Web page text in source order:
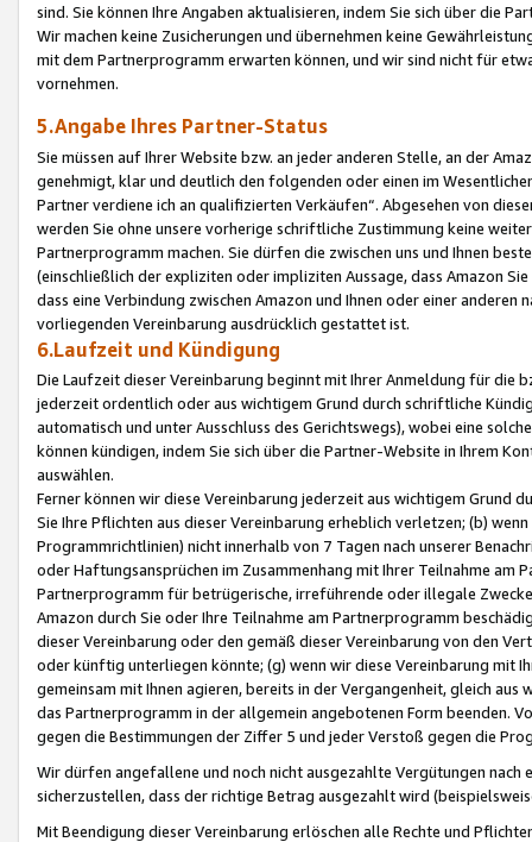
sind. Sie können Ihre Angaben aktualisieren, indem Sie sich über die
Wir machen keine Zusicherungen und übernehmen keine
mit dem Partnerprogramm erwarten können, und wir sind nicht für
vornehmen.
5.Angabe Ihres Partner-Status
Sie müssen auf Ihrer Website bzw. an jeder anderen Stelle, an der
genehmigt, klar und deutlich den folgenden oder einen im
Partner verdiene ich an qualifizierten Verkäufen“. Abgesehen von
werden Sie ohne unsere vorherige schriftliche Zustimmung keine
Partnerprogramm machen. Sie dürfen die zwischen uns und Ihnen
(einschließlich der expliziten oder impliziten Aussage, dass Amazon
dass eine Verbindung zwischen Amazon und Ihnen oder einer
vorliegenden Vereinbarung ausdrücklich gestattet ist.
6.Laufzeit und Kündigung
Die Laufzeit dieser Vereinbarung beginnt mit Ihrer Anmeldung für die
jederzeit ordentlich oder aus wichtigem Grund durch schriftliche
automatisch und unter Ausschluss des Gerichtswegs), wobei eine
können kündigen, indem Sie sich über die Partner-Website in Ihrem
auswählen.
Ferner können wir diese Vereinbarung jederzeit aus wichtigem Grund
Sie Ihre Pflichten aus dieser Vereinbarung erheblich verletzen; (b)
Programmrichtlinien) nicht innerhalb von 7 Tagen nach unserer
oder Haftungsansprüchen im Zusammenhang mit Ihrer Teilnahme am
Partnerprogramm für betrügerische, irreführende oder illegale
Amazon durch Sie oder Ihre Teilnahme am Partnerprogramm
dieser Vereinbarung oder den gemäß dieser Vereinbarung von den
oder künftig unterliegen könnte; (g) wenn wir diese Vereinbarung mit
gemeinsam mit Ihnen agieren, bereits in der Vergangenheit, gleich
das Partnerprogramm in der allgemein angebotenen Form beenden.
gegen die Bestimmungen der Ziffer 5 und jeder Verstoß gegen die
Wir dürfen angefallene und noch nicht ausgezahlte Vergütungen
sicherzustellen, dass der richtige Betrag ausgezahlt wird
Mit Beendigung dieser Vereinbarung erlöschen alle Rechte und